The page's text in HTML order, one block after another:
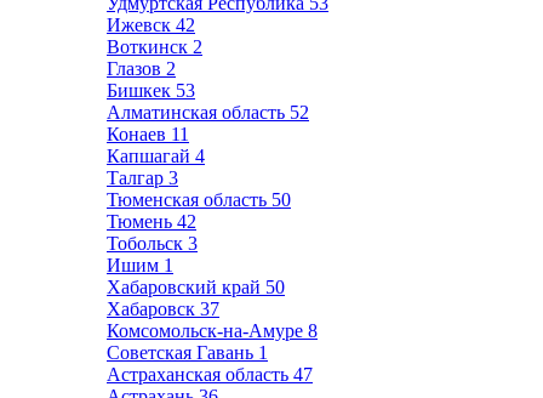
Ижевск 42
Воткинск 2
Глазов 2
Бишкек 53
Алматинская область 52
Конаев 11
Капшагай 4
Талгар 3
Тюменская область 50
Тюмень 42
Тобольск 3
Ишим 1
Хабаровский край 50
Хабаровск 37
Комсомольск-на-Амуре 8
Советская Гавань 1
Астраханская область 47